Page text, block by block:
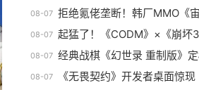
08-07 拒绝氪佬垄断！韩厂MMO《
08-07 起猛了！《CODM》×《崩坏
08-07 经典战棋《幻世录 重制版》
08-07 《无畏契约》开发者桌面惊